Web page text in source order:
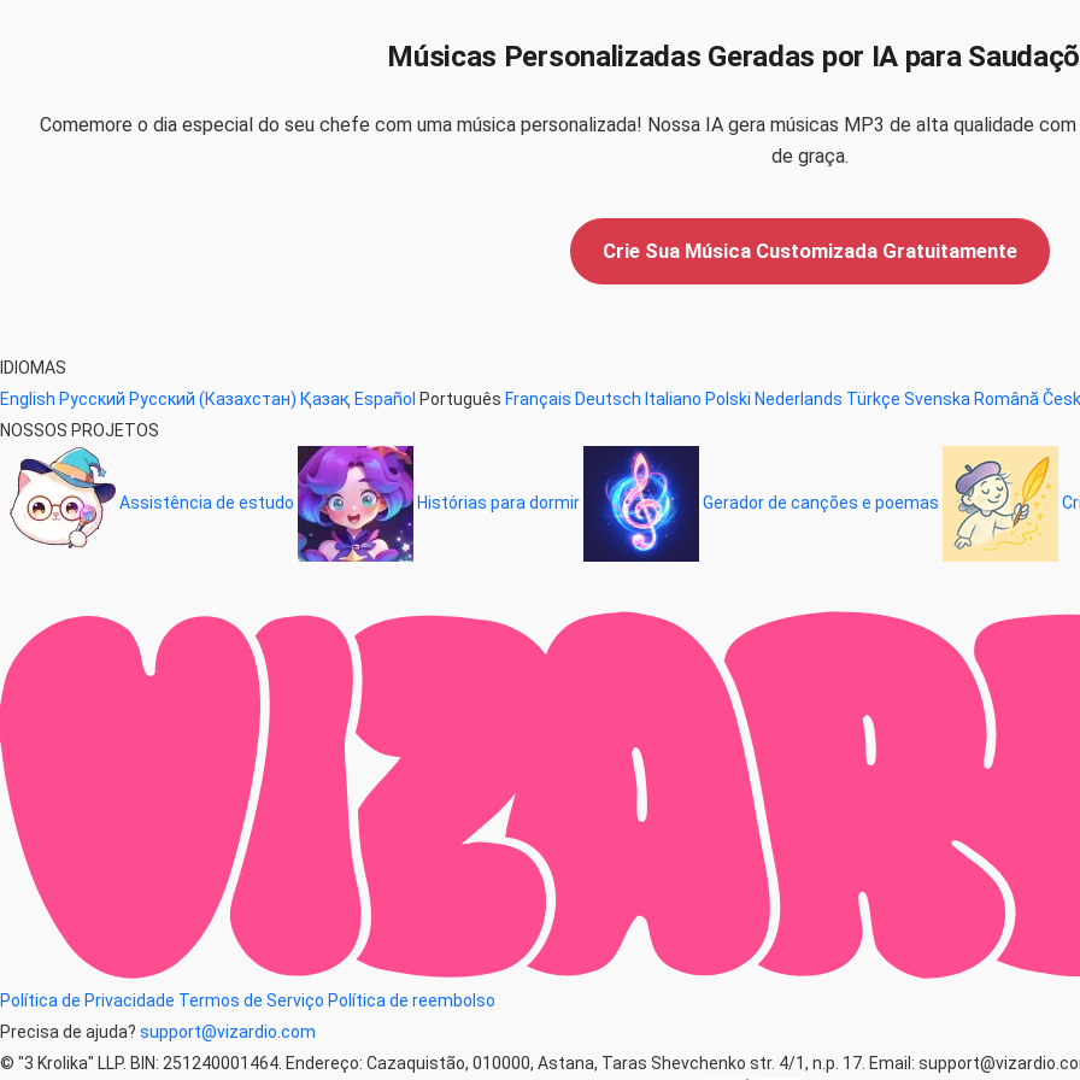
Músicas Personalizadas Geradas por IA para
Comemore o dia especial do seu chefe com uma música personalizada! Nossa IA gera músicas MP3 de alta qualidade
de graça.
Crie Sua Música Customizada Gratuitamente
IDIOMAS
English Русский Русский (Казахстан) Қазақ Español Português Français Deutsch Italiano Polski Nederlands Türkçe Svenska Română
NOSSOS PROJETOS
Assistência de estudo Histórias para dormir Gerador de canções e poemas
Política de Privacidade Termos de Serviço Política de reembolso
Precisa de ajuda? support@vizardio.com
© "3 Krolika" LLP. BIN: 251240001464. Endereço: Cazaquistão, 010000, Astana, Taras Shevchenko str. 4/1, n.p. 17. Email: